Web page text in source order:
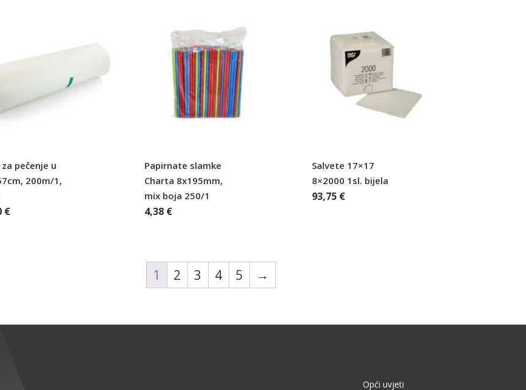
pečenje u
200m/1,
€
Papirnate slamke
Charta 8x195mm,
mix boja 250/1
4,38 €
Salvete 17×17
8×2000 1sl. bijela
93,75 €
1 2 3 4 5 →
Opći uvjeti